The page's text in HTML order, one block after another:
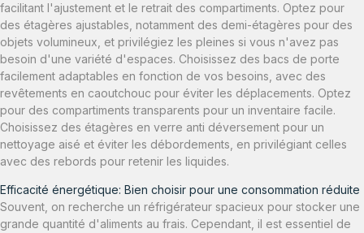
facilitant l'ajustement et le retrait des compartiments. Optez pour
des étagères ajustables, notamment des demi-étagères pour des
objets volumineux, et privilégiez les pleines si vous n'avez pas
besoin d'une variété d'espaces. Choisissez des bacs de porte
facilement adaptables en fonction de vos besoins, avec des
revêtements en caoutchouc pour éviter les déplacements. Optez
pour des compartiments transparents pour un inventaire facile.
Choisissez des étagères en verre anti déversement pour un
nettoyage aisé et éviter les débordements, en privilégiant celles
avec des rebords pour retenir les liquides.
Efficacité énergétique: Bien choisir pour une consommation réduite
Souvent, on recherche un réfrigérateur spacieux pour stocker une
grande quantité d'aliments au frais. Cependant, il est essentiel de